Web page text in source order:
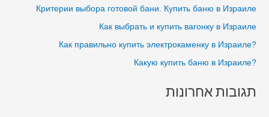
:
Критерии выбора готовой бани. Купить баню в Израиле
Как выбрать и купить вагонку в Израиле
?Как правильно купить электрокаменку в Израиле
?Какую купить баню в Израиле
תגובות אחרונות